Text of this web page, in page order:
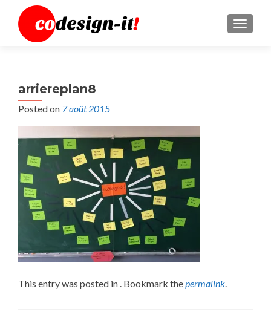
MENU
arriereplan8
Posted on 7 août 2015
This entry was posted in . Bookmark thepermalink.